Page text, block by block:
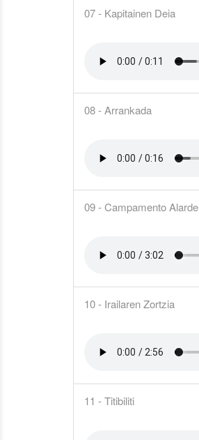
07 - Kapitainen Deia
08 - Arrankada
09 - Campamento Alarde
10 - Irailaren Zortzia
11 - Titibiliti